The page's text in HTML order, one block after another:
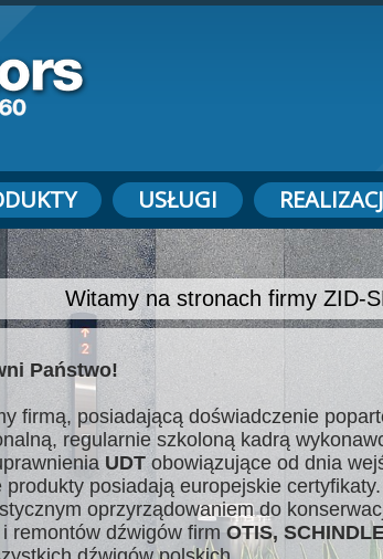
USŁUGI
Witamy na stronach firmy ZID-
Państwo!
firmą, posiadającą doświadczenie
regularnie szkoloną kadrą
UDT obowiązujące od dnia
produkty posiadają europejskie
oprzyrządowaniem do
i remontów dźwigów firmOTIS,